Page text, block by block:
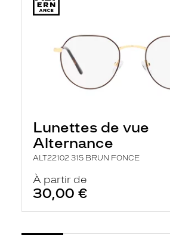
Lunettes de vue
Alternance
ALT22102 315 BRUN FONCE
À partir de
30,00 €